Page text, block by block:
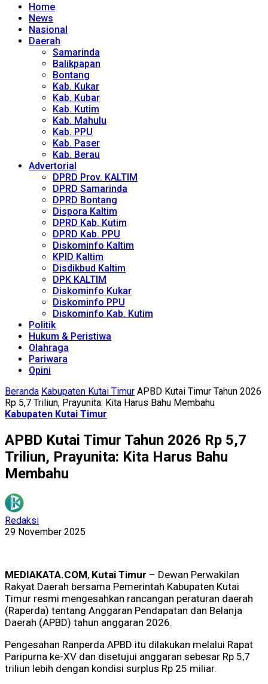
Home
News
Nasional
Daerah
Samarinda
Balikpapan
Bontang
Kab. Kukar
Kab. Kubar
Kab. Kutim
Kab. Mahulu
Kab. PPU
Kab. Paser
Kab. Berau
Advertorial
DPRD Prov. KALTIM
DPRD Samarinda
DPRD Bontang
Dispora Kaltim
DPRD Kab. Kutim
DPRD Kab. PPU
Diskominfo Kaltim
KPID Kaltim
Disdikbud Kaltim
DPK KALTIM
Diskominfo Kukar
Diskominfo PPU
Diskominfo Kab. Kutim
Politik
Hukum & Peristiwa
Olahraga
Pariwara
Opini
Beranda Kabupaten Kutai Timur APBD Kutai Timur Tahun 2026
Rp 5,7 Triliun, Prayunita: Kita Harus Bahu Membahu
Kabupaten Kutai Timur
APBD Kutai Timur Tahun 2026 Rp 5,7
Triliun, Prayunita: Kita Harus Bahu
Membahu
Redaksi
29 November 2025
MEDIAKATA.COM, Kutai Timur – Dewan Perwakilan
Rakyat Daerah bersama Pemerintah Kabupaten Kutai
Timur resmi mengesahkan rancangan peraturan daerah
(Raperda) tentang Anggaran Pendapatan dan Belanja
Daerah (APBD) tahun anggaran 2026.
Pengesahan Ranperda APBD itu dilakukan melalui Rapat
Paripurna ke-XV dan disetujui anggaran sebesar Rp 5,7
triliun lebih dengan kondisi surplus Rp 25 miliar.